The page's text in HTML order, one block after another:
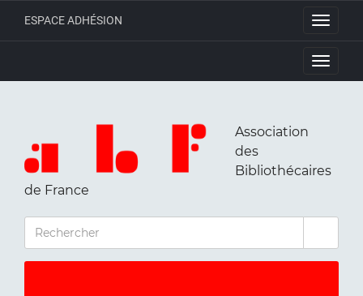
Toggle
ESPACE ADHÉSION
Toggle
Association
des
Bibliothécaires
de France
RECHERCHER